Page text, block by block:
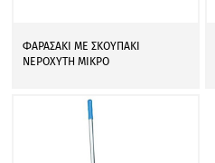
ΦΑΡΑΣΑΚΙ ΜΕ ΣΚΟΥΠΑΚΙ
ΝΕΡΟΧΥΤΗ ΜΙΚΡΟ